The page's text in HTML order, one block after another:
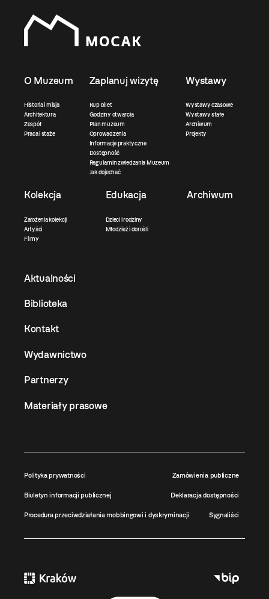
O Muzeum
Historia i misja
Architektura
Zespół
Praca i staże
Zaplanuj wizytę
Kup bilet
Godziny otwarcia
Plan muzeum
Oprowadzenia
Informacje praktyczne
Dostępność
Regulamin zwiedzania Muzeum
Jak dojechać
Wystawy
Wystawy czasowe
Wystawy stałe
Archiwum
Projekty
Kolekcja
Założenia kolekcji
Artyści
Filmy
Edukacja
Dzieci i rodziny
Młodzież i dorośli
Archiwum
Aktualności
Biblioteka
Kontakt
Wydawnictwo
Partnerzy
Materiały prasowe
Polityka prywatności Zamówienia publiczne
Biuletyn informacji publicznej Deklaracja dostępności
Procedura przeciwdziałania mobbingowi i dyskryminacji Sygnaliści